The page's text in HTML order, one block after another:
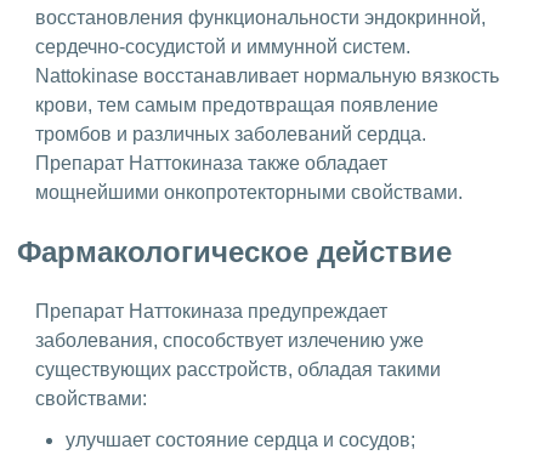
восстановления функциональности эндокринной,
сердечно-сосудистой и иммунной систем.
Nattokinase восстанавливает нормальную вязкость
крови, тем самым предотвращая появление
тромбов и различных заболеваний сердца.
Препарат Наттокиназа также обладает
мощнейшими онкопротекторными свойствами.
Фармакологическое действие
Препарат Наттокиназа предупреждает
заболевания, способствует излечению уже
существующих расстройств, обладая такими
свойствами:
улучшает состояние сердца и сосудов;